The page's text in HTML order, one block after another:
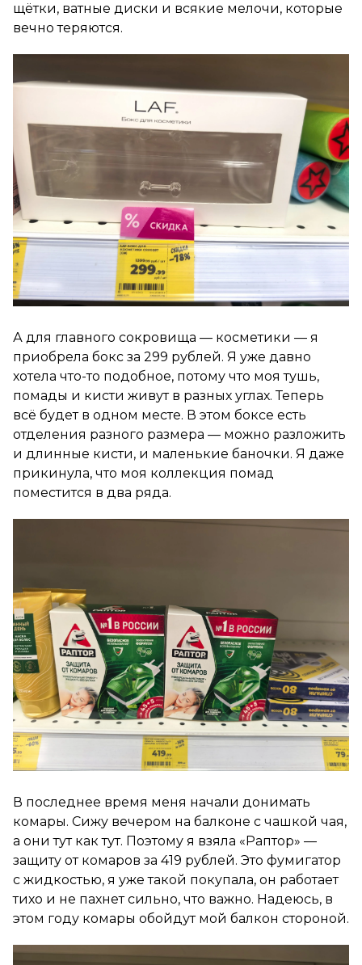
щётки, ватные диски и всякие мелочи, которые
вечно теряются.
А для главного сокровища — косметики — я
приобрела бокс за 299 рублей. Я уже давно
хотела что-то подобное, потому что моя тушь,
помады и кисти живут в разных углах. Теперь
всё будет в одном месте. В этом боксе есть
отделения разного размера — можно разложить
и длинные кисти, и маленькие баночки. Я даже
прикинула, что моя коллекция помад
поместится в два ряда.
В последнее время меня начали донимать
комары. Сижу вечером на балконе с чашкой чая,
а они тут как тут. Поэтому я взяла «Раптор» —
защиту от комаров за 419 рублей. Это фумигатор
с жидкостью, я уже такой покупала, он работает
тихо и не пахнет сильно, что важно. Надеюсь, в
этом году комары обойдут мой балкон стороной.